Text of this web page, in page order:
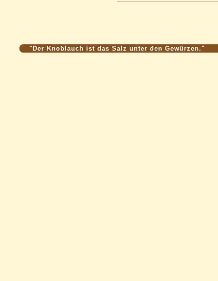
"Der Knoblauch ist das Salz unter den Gewürzen."